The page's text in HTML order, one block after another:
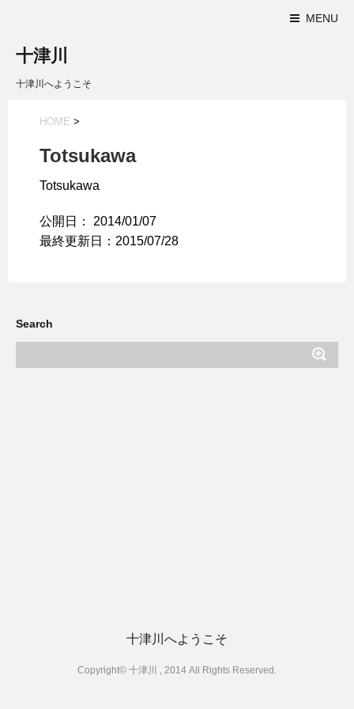
MENU
十津川
十津川へようこそ
HOME >
Totsukawa
Totsukawa
公開日： 2014/01/07
最終更新日：2015/07/28
Search
十津川へようこそ
Copyright© 十津川 , 2014 All Rights Reserved.